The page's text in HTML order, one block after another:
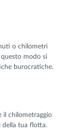
o chilometri
modo si
burocratiche.
il chilometraggio
della tua flotta.